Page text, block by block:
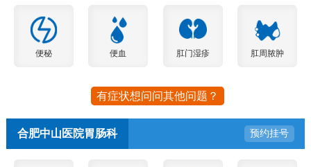
便秘 便血 肛门湿疹 肛周脓肿
有症状想问问其他问题？
合肥中山医院胃肠科 预约挂号